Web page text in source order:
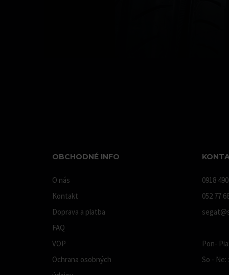
OBCHODNÉ INFO
O nás
Kontakt
Doprava a platba
FAQ
VOP
Ochrana osobných
0918
052 77
Pon-
So -